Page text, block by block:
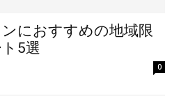
ンにおすすめの地域限
5選
0